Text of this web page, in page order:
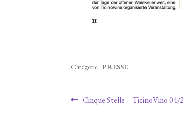
Catégorie : PRESSE
Navigation de
Article précédent :
Cinque Stelle – TicinoVino 04/